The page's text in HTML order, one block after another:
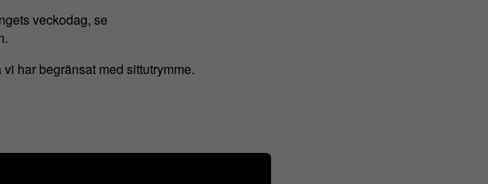
veckodag, se
har begränsat med sittutrymme.